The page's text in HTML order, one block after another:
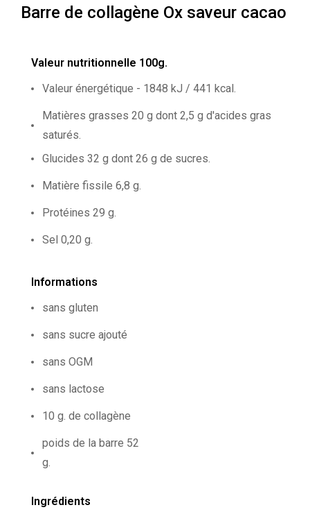
Barre de collagène Ox saveur cacao
Valeur nutritionnelle 100g.
Valeur énergétique - 1848 kJ / 441 kcal.
Matières grasses 20 g dont 2,5 g d'acides gras
saturés.
Glucides 32 g dont 26 g de sucres.
Matière fissile 6,8 g.
Protéines 29 g.
Sel 0,20 g.
Informations
sans gluten
sans sucre ajouté
sans OGM
sans lactose
10 g. de collagène
poids de la barre 52
g.
Ingrédients